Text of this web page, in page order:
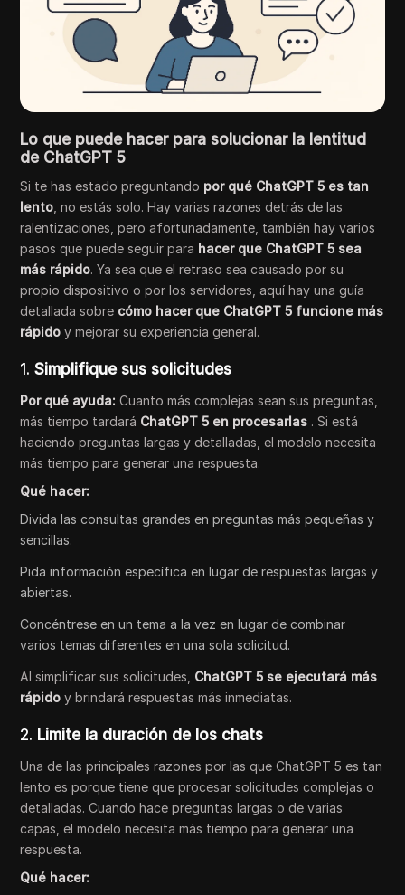
Lo que puede hacer para solucionar la lentitud
de ChatGPT 5
Si te has estado preguntando por qué ChatGPT 5 es tan
lento , no estás solo. Hay varias razones detrás de las
ralentizaciones, pero afortunadamente, también hay varios
pasos que puede seguir para hacer que ChatGPT 5 sea
más rápido. Ya sea que el retraso sea causado por su
propio dispositivo o por los servidores, aquí hay una guía
detallada sobre cómo hacer que ChatGPT 5 funcione más
rápido y mejorar su experiencia general.
1.Simplifique sus solicitudes
Por qué ayuda: Cuanto más complejas sean sus preguntas,
más tiempo tardará ChatGPT 5 en procesarlas . Si está
haciendo preguntas largas y detalladas, el modelo necesita
más tiempo para generar una respuesta.
Qué hacer:
Divida las consultas grandes en preguntas más pequeñas y
sencillas.
Pida información específica en lugar de respuestas largas y
abiertas.
Concéntrese en un tema a la vez en lugar de combinar
varios temas diferentes en una sola solicitud.
Al simplificar sus solicitudes, ChatGPT 5 se ejecutará más
rápido y brindará respuestas más inmediatas.
2. Limite la duración de los chats
Una de las principales razones por las que ChatGPT 5 es tan
lento es porque tiene que procesar solicitudes complejas o
detalladas. Cuando hace preguntas largas o de varias
capas, el modelo necesita más tiempo para generar una
respuesta.
Qué hacer: